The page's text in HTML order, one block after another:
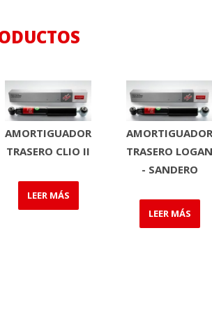
AMORTIGUADOR
TRASERO CLIO II
LEER MÁS
AMORTIGUADOR
TRASERO LOGAN
- SANDERO
LEER MÁS